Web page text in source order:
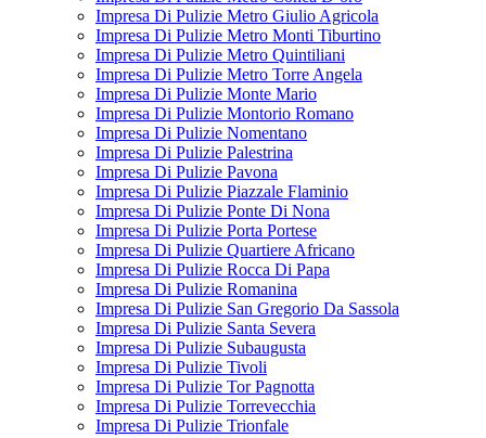
Impresa Di Pulizie Metro Giulio Agricola
Impresa Di Pulizie Metro Monti Tiburtino
Impresa Di Pulizie Metro Quintiliani
Impresa Di Pulizie Metro Torre Angela
Impresa Di Pulizie Monte Mario
Impresa Di Pulizie Montorio Romano
Impresa Di Pulizie Nomentano
Impresa Di Pulizie Palestrina
Impresa Di Pulizie Pavona
Impresa Di Pulizie Piazzale Flaminio
Impresa Di Pulizie Ponte Di Nona
Impresa Di Pulizie Porta Portese
Impresa Di Pulizie Quartiere Africano
Impresa Di Pulizie Rocca Di Papa
Impresa Di Pulizie Romanina
Impresa Di Pulizie San Gregorio Da Sassola
Impresa Di Pulizie Santa Severa
Impresa Di Pulizie Subaugusta
Impresa Di Pulizie Tivoli
Impresa Di Pulizie Tor Pagnotta
Impresa Di Pulizie Torrevecchia
Impresa Di Pulizie Trionfale